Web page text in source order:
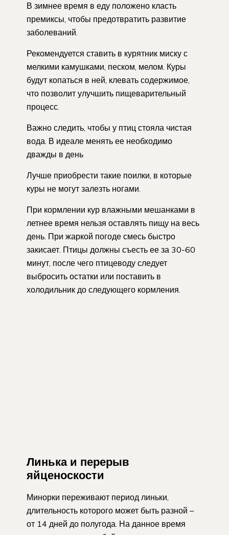
В зимнее время в еду положено класть
премиксы, чтобы предотвратить развитие
заболеваний.
Рекомендуется ставить в курятник миску с
мелкими камушками, песком, мелом. Куры
будут копаться в ней, клевать содержимое,
что позволит улучшить пищеварительный
процесс.
Важно следить, чтобы у птиц стояла чистая
вода. В идеале менять ее необходимо
дважды в день
Лучше приобрести такие поилки, в которые
куры не могут залезть ногами.
При кормлении кур влажными мешанками в
летнее время нельзя оставлять пищу на весь
день. При жаркой погоде смесь быстро
закисает. Птицы должны съесть ее за 30-60
минут, после чего птицеводу следует
выбросить остатки или поставить в
холодильник до следующего кормления.
Линька и перерыв
яйценоскости
Минорки переживают период линьки,
длительность которого может быть разной –
от 14 дней до полугода. На данное время